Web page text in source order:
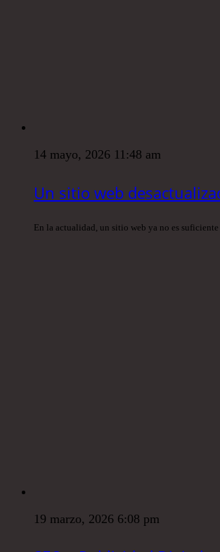
14 mayo, 2026 11:48 am
Un sitio web
En la actualidad, un sitio web ya no es
19 marzo, 2026 6:08 pm